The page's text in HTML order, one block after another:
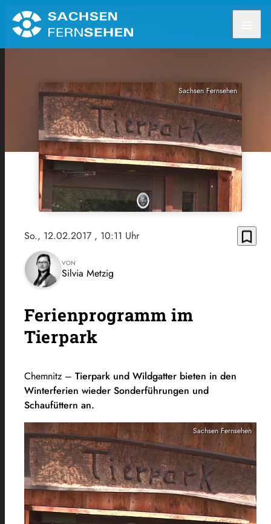
Sachsen Fernsehen
So., 12.02.2017 , 10:11 Uhr bookmark_border
VON
Silvia Metzig
Ferienprogramm im
Tierpark
Chemnitz – Tierpark und Wildgatter bieten in den
Winterferien wieder Sonderführungen und
Schaufüttern an.
Sachsen Fernsehen